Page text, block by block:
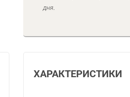
дня.
ХАРАКТЕРИСТИКИ